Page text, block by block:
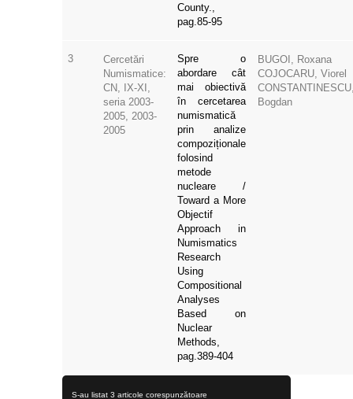
County.,
pag.85-95
3
Cercetări
Numismatice:
CN, IX-XI,
seria 2003-
2005, 2003-
2005
Spre o
abordare cât
mai obiectivă
în cercetarea
numismatică
prin analize
compoziționale
folosind
metode
nucleare /
Toward a More
Objectif
Approach in
Numismatics
Research
Using
Compositional
Analyses
Based on
Nuclear
Methods,
pag.389-404
BUGOI, Roxana
COJOCARU, Viorel
Bogdan
S-au listat 3 articole corespunzătoare